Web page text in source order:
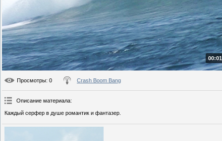
Просмотры: 0 Crash Boom Bang
Описание материала:
Каждый серфер в душе романтик и фантазер.